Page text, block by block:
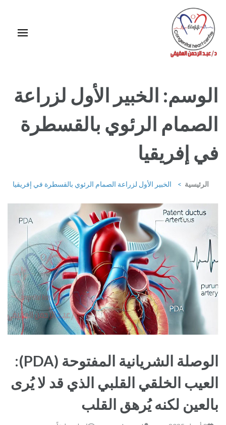
المحتوى
(اضغط
Enter)
الوسم: الخبير الأول لزراعة
الصمام الرئوي بالقسطرة
في إفريقيا
الرئيسية > الخبير الأول لزراعة الصمام الرئوي بالقسطرة في إفريقيا
الوصلة الشريانية المفتوحة (PDA):
العيب الخلقي القلبي الذي قد لا يُرى
بالعين لكنه يُرهق القلب